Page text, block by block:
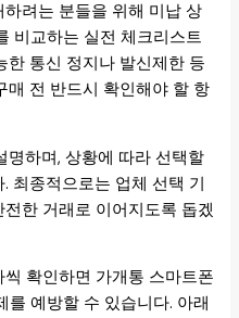
려는 분들을 위해 미납 상
비교하는 실전 체크리스트
한 통신 정지나 발신제한 등
매 전 반드시 확인해야 할 항
명하며, 상황에 따라 선택할
최종적으로는 업체 선택 기
한 거래로 이어지도록 돕겠
확인하면 가개통 스마트폰
예방할 수 있습니다. 아래